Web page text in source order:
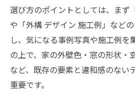
選び方のポイントとしては、まず
や「外構 デザイン 施工例」など
し、気になる事例写真や施工例を
の上で、家の外壁色・窓の形状・
など、既存の要素と違和感のない
重要です。